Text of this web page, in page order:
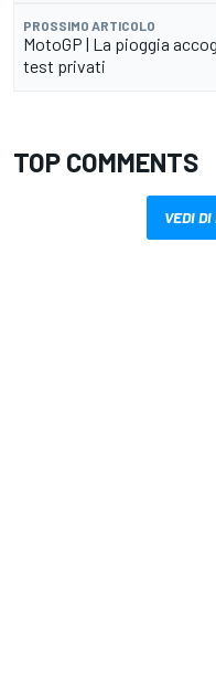
PROSSIMO ARTICOLO
MotoGP | La pioggia
test privati
TOP COMMENTS
VEDI